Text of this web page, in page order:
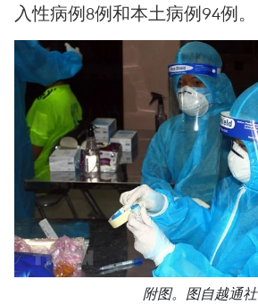
入性病例8例和本土病例94例。
附图。图自越通社